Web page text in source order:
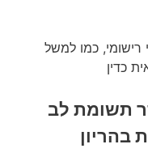
רישומי, כמו למשל
כדין
תשומת לב
בהריון